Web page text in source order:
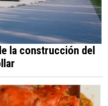
la construcción del